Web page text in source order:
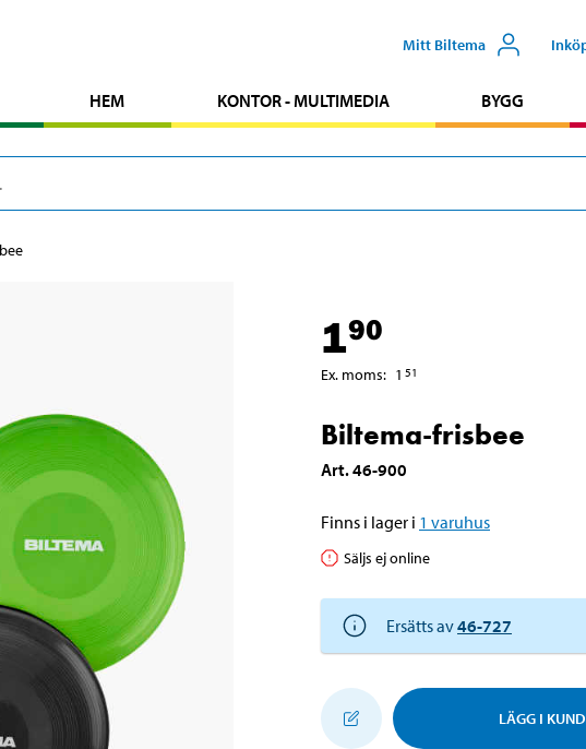
Mitt Biltema
HEM KONTOR - MULTIMEDIA BYGG
190
Ex. moms: 1 51
Biltema-frisbee
Art.46-900
Finns i lager i 1 varuhus
Säljs ej online
Ersätts av46-727
LÄGG I